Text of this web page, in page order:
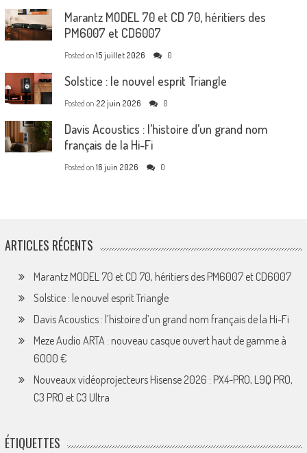
Marantz MODEL 70 et CD 70, héritiers des
PM6007 et CD6007
Posted on 15 juillet 2026 0
Solstice : le nouvel esprit Triangle
Posted on 22 juin 2026 0
Davis Acoustics : l’histoire d’un grand nom
français de la Hi-Fi
Posted on 16 juin 2026 0
ARTICLES RÉCENTS
Marantz MODEL 70 et CD 70, héritiers des PM6007 et CD6007
Solstice : le nouvel esprit Triangle
Davis Acoustics : l’histoire d’un grand nom français de la Hi-Fi
Meze Audio ARTA : nouveau casque ouvert haut de gamme à
6000 €
Nouveaux vidéoprojecteurs Hisense 2026 : PX4-PRO, L9Q PRO,
C3 PRO et C3 Ultra
ÉTIQUETTES